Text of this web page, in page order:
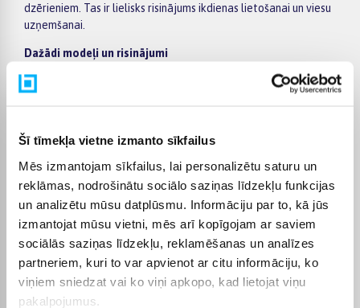
Šī tīmekļa vietne izmanto sīkfailus
Mēs izmantojam sīkfailus, lai personalizētu saturu un
reklāmas, nodrošinātu sociālo saziņas līdzekļu funkcijas
un analizētu mūsu datplūsmu. Informāciju par to, kā jūs
izmantojat mūsu vietni, mēs arī kopīgojam ar saviem
sociālās saziņas līdzekļu, reklamēšanas un analīzes
partneriem, kuri to var apvienot ar citu informāciju, ko
viņiem sniedzat vai ko viņi apkopo, kad lietojat viņu
pakalpojumus.
dzērieniem. Tas ir lielisks risinājums ikdienas lietošanai un viesu
uzņemšanai.
Dažādi modeļi un risinājumi
taisnstūrveida, kā arī regulējama augstuma modeļi.
Bāra galdiņi ir kompakti un neaizņem daudz vietas, tāpēc tie ir
īpaši piemēroti mazākām telpām vai virtuvēm.
Dizains un materiāli
Bāra galdiņi tiek izgatavoti no koka, metāla, stikla vai šo
materiālu kombinācijām. Tie pieejami dažādos stilos – no
moderniem līdz industriāliem.
Piemērots dažādām telpām
Bāra galdiņi ir piemēroti virtuvei, ēdamzonai, viesistabai vai
pat terasei. Tie labi iederas gan mājās, gan sabiedriskās vietās.